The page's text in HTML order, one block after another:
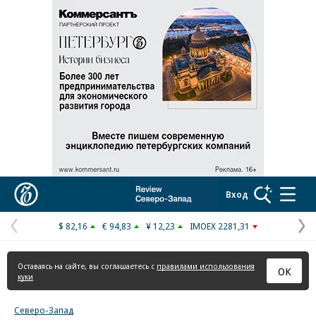
Реклама в «Ъ» www.kommersant.ru/ad
Вход
Предыдущая
страница
$ 82,16 € 94,83 ¥ 12,23 IMOEX 2281,31
Оставаясь на сайте, вы соглашаетесь с правилами использования
куки
ОК
Северо-Запад